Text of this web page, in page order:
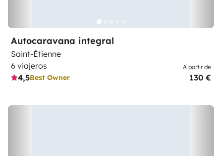
Autocaravana integral
Saint-Étienne
6 viajeros
4,5Best Owner
A partir de
130 €